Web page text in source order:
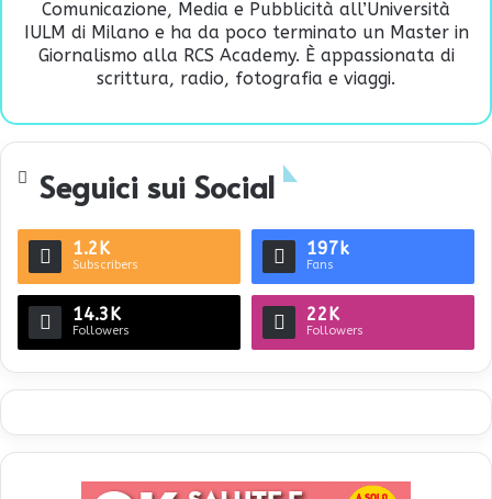
Comunicazione, Media e Pubblicità all’Università
IULM di Milano e ha da poco terminato un Master in
Giornalismo alla RCS Academy. È appassionata di
scrittura, radio, fotografia e viaggi.
Seguici sui Social
1.2K
Subscribers
197k
Fans
14.3K
Followers
22K
Followers